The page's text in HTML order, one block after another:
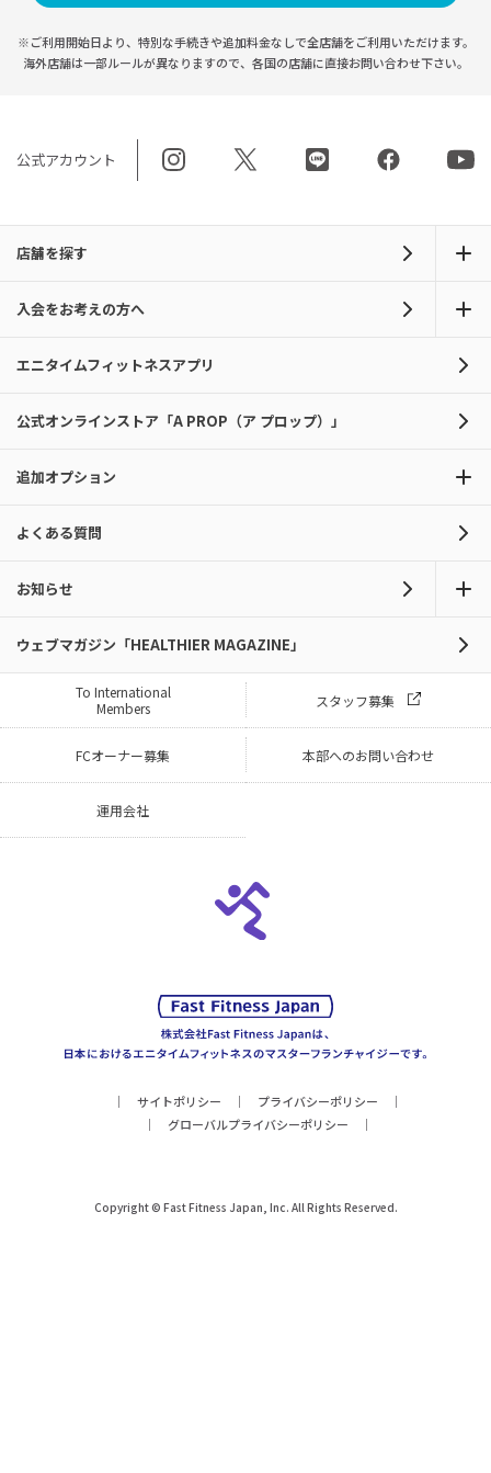
※ご利用開始日より、特別な手続きや追加料金なしで全店舗をご利用いただけます。
海外店舗は一部ルールが異なりますので、 各国の店舗に直接お問い合わせ下さい。
公式アカウント
店舗を探す
入会をお考えの方へ
エニタイムフィットネスアプリ
公式オンラインストア「A PROP（ア プロップ）」
追加オプション
よくある質問
お知らせ
ウェブマガジン「HEALTHIER MAGAZINE」
To International
Members
スタッフ募集
FCオーナー募集 本部へのお問い合わせ
運用会社
サイトポリシー
プライバシーポリシー
グローバルプライバシーポリシー
Copyright © Fast Fitness Japan, Inc. All Rights Reserved.